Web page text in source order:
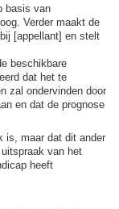
basis van
Verder maakt de
[appellant] en stelt
beschikbare
dat het te
zal ondervinden door
en dat de prognose
is, maar dat dit ander
van het
heeft